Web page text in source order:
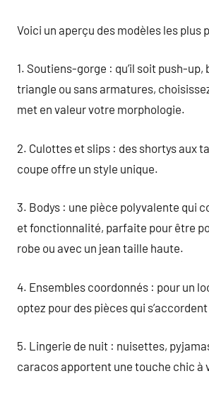
Voici un aperçu des modèles les plus
1. Soutiens-gorge : qu’il soit push-up,
triangle ou sans armatures,
met en valeur votre morphologie.
2. Culottes et slips : des shortys aux
coupe offre un style unique.
3. Bodys : une pièce polyvalente qui
et fonctionnalité, parfaite pour être
robe ou avec un jean taille haute.
4. Ensembles coordonnés : pour un
optez pour des pièces qui
5. Lingerie de nuit : nuisettes,
caracos apportent une touche chic à